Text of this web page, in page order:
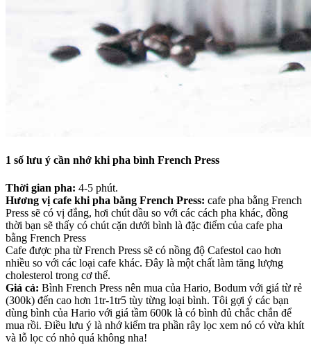
1 số lưu ý cần nhớ khi pha bình French Press
Thời gian pha: 4-5 phút.
Hương vị cafe khi pha bằng French Press: cafe pha bằng French
Press sẽ có vị đắng, hơi chút dầu so với các cách pha khác, đồng
thời bạn sẽ thấy có chút cặn dưới bình là đặc điểm của cafe pha
bằng French Press
Cafe được pha từ French Press sẽ có nồng độ Cafestol cao hơn
nhiều so với các loại cafe khác. Đây là một chất làm tăng lượng
cholesterol trong cơ thể.
Giá cả: Bình French Press nên mua của Hario, Bodum với giá từ rẻ
(300k) đến cao hơn 1tr-1tr5 tùy từng loại bình. Tôi gợi ý các bạn
dùng bình của Hario với giá tầm 600k là có bình đủ chắc chắn để
mua rồi. Điều lưu ý là nhớ kiểm tra phần rây lọc xem nó có vừa khít
và lỗ lọc có nhỏ quá không nha!